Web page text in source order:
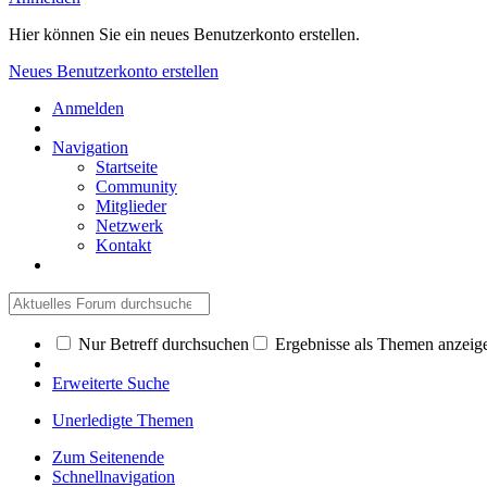
Hier können Sie ein neues Benutzerkonto erstellen.
Neues Benutzerkonto erstellen
Anmelden
Navigation
Startseite
Community
Mitglieder
Netzwerk
Kontakt
Nur Betreff durchsuchen Ergebnisse als Themen
Erweiterte Suche
Unerledigte Themen
Zum Seitenende
Schnellnavigation